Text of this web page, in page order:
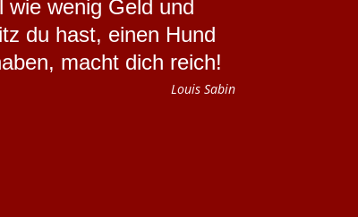
wie wenig Geld und
du hast, einen Hund
macht dich reich!
Louis Sabin